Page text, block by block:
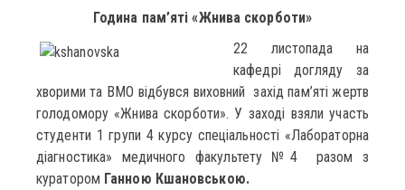
Година пам’яті «Жнива скорботи»
22 листопада на
кафедрі догляду за
хворими та ВМО відбувся виховний захід пам’яті жертв
голодомору «Жнива скорботи». У заході взяли участь
студенти 1 групи 4 курсу спеціальності «Лабораторна
діагностика» медичного факультету №4 разом з
куратором Ганною Кшановською.